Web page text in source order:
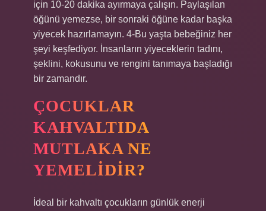
için 10-20 dakika ayırmaya çalışın. Paylaşılan
öğünü yemezse, bir sonraki öğüne kadar başka
yiyecek hazırlamayın. 4-Bu yaşta bebeğiniz her
şeyi keşfediyor. İnsanların yiyeceklerin tadını,
şeklini, kokusunu ve rengini tanımaya başladığı
bir zamandır.
ÇOCUKLAR
KAHVALTIDA
MUTLAKA NE
YEMELIDIR?
İdeal bir kahvaltı çocukların günlük enerji